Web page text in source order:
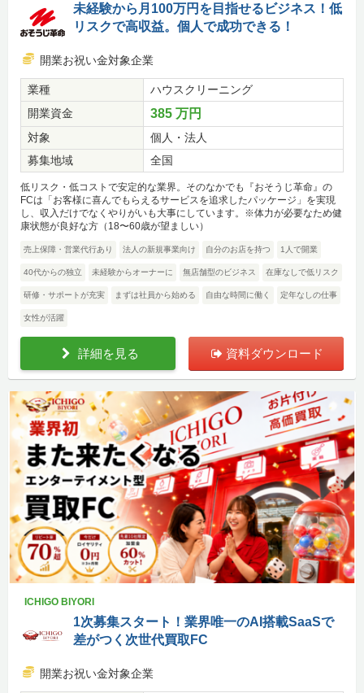
未経験から月100万円を目指せるビジネス！低
リスクで高収益。個人で成功できる！
開業お祝い金対象企業
業種
ハウスクリーニング
開業資金
385 万円
対象
個人・法人
募集地域
全国
低リスク・低コストで安定的な業界。そのなかでも『おそうじ革命』の
FCは「お客様に喜んでもらえるサービスを追求したパッケージ」を実現
し、収入だけでなくやりがいも大事にしています。※体力が必要なため健
康状態が良好な方（18〜60歳が望ましい）
売上保障・営業代行あり 法人の新規事業向け 自分のお店を持つ 1人で開業
40代からの独立 未経験からオーナーに 無店舗型のビジネス 在庫なしで低リスク
研修・サポートが充実 まずは社員から始める 自由な時間に働く 定年なしの仕事
女性が活躍
詳細を見る 資料ダウンロード
ICHIGO BIYORI
1次募集スタート！業界唯一のAI搭載SaaSで
差がつく次世代買取FC
開業お祝い金対象企業